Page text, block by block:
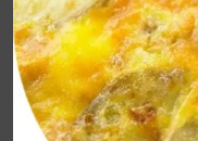
UrMart
搜